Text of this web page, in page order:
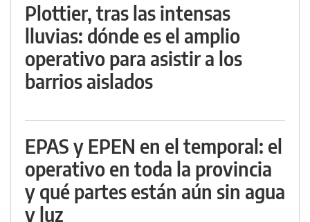
Plottier, tras las intensas
lluvias: dónde es el amplio
operativo para asistir a los
barrios aislados
EPAS y EPEN en el temporal: el
operativo en toda la provincia
y qué partes están aún sin agua
y luz